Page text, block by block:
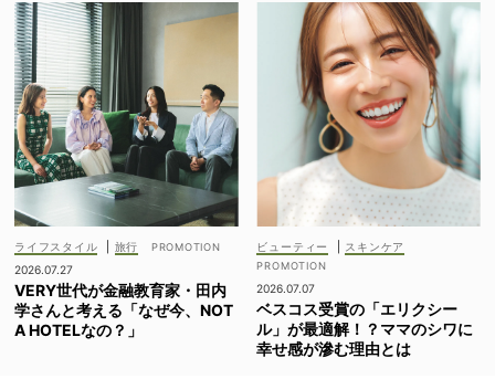
ライフスタイル
旅行
2026.07.27
VERY世代が金融教育家・田内
学さんと考える「なぜ今、NOT
A HOTELなの？」
ビューティー スキンケア
2026.07.07
ベスコス受賞の「エリクシー
ル」が最適解！？ママのシワに
幸せ感が滲む理由とは